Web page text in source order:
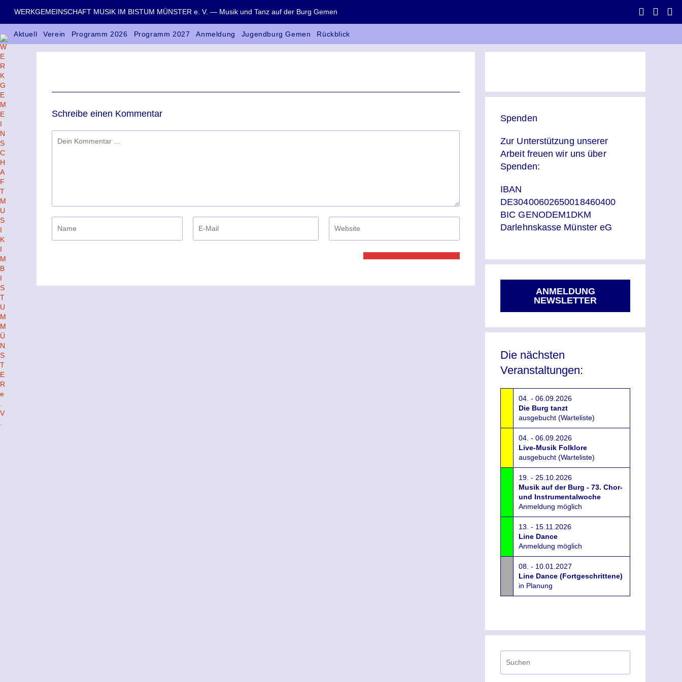
WERKGEMEINSCHAFT MUSIK IM BISTUM MÜNSTER e. V. — Musik und Tanz auf der Burg Gemen
Aktuell Verein Programm 2026 Programm 2027 Anmeldung Jugendburg Gemen Rückblick
Schreibe einen Kommentar Spenden
Zur Unterstützung unserer
Arbeit freuen wir uns über
Spenden:
IBAN
DE30400602650018460400
BIC GENODEM1DKM
Darlehnskasse Münster eG
ANMELDUNG
NEWSLETTER
Die nächsten
Veranstaltungen:
04. - 06.09.2026
Die Burg tanzt
ausgebucht (Warteliste)
04. - 06.09.2026
Live-Musik Folklore
ausgebucht (Warteliste)
19. - 25.10.2026
Musik auf der Burg - 73. Chor-
und Instrumentalwoche
Anmeldung möglich
13. - 15.11.2026
Line Dance
Anmeldung möglich
08. - 10.01.2027
Line Dance (Fortgeschrittene)
in Planung